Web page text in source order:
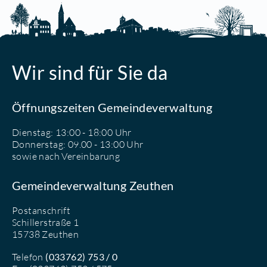
Wir sind für Sie da
Öffnungszeiten Gemeindeverwaltung
Dienstag: 13:00 - 18:00 Uhr
Donnerstag: 09.00 - 13:00 Uhr
sowie nach Vereinbarung
Gemeindeverwaltung Zeuthen
Postanschrift
Schillerstraße 1
15738 Zeuthen
Telefon (033762) 753 / 0